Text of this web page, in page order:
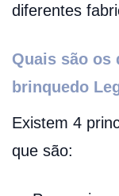
diferentes
Quais são
brinquedo
Existem 4
que são: